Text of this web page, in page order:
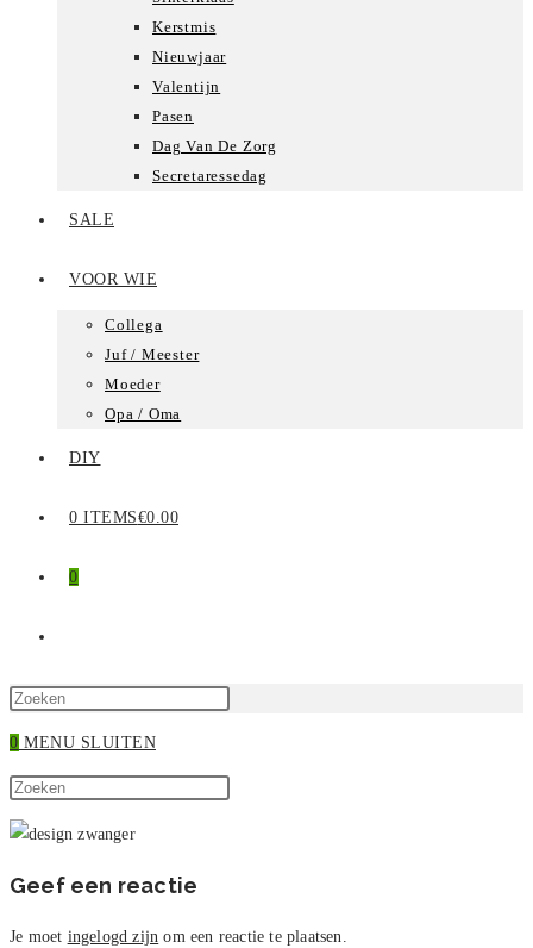
Kerstmis
Nieuwjaar
Valentijn
Pasen
Dag Van De Zorg
Secretaressedag
SALE
VOOR WIE
Collega
Juf / Meester
Moeder
Opa / Oma
DIY
0 ITEMS€0.00
0
ZOEKEN
0 MENU SLUITEN
Zoek
op
site
zoekpaneel
Geef een reactie
Je moet ingelogd zijn om een reactie te plaatsen.